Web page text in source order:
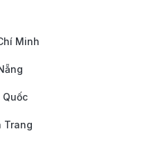
Một trong những sân bay
Lan (Nguồn: Internet)
Minh
Quốc
Trang